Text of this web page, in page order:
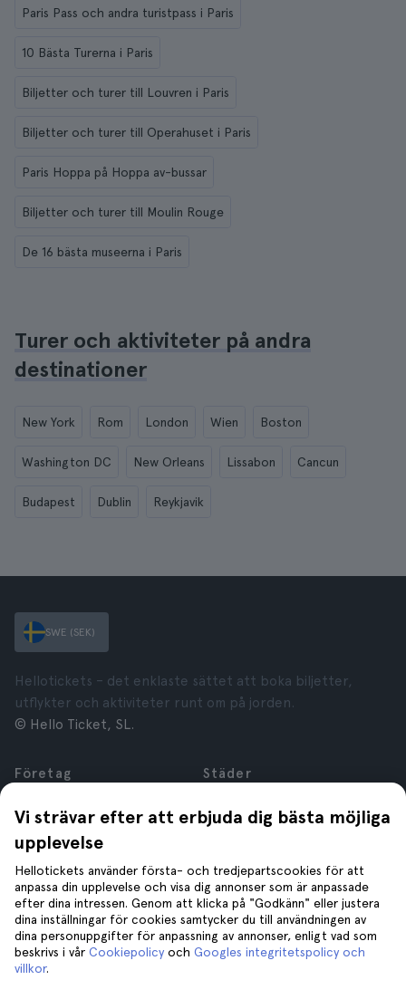
Paris Pass och andra turistpass i Paris
10 Bästa Turerna i Paris
Biljetter och turer till Louvren i Paris
Biljetter och turer till Operahuset i Paris
Paris Hoppa på Hoppa av-bussar
Biljetter och turer till Moulin Rouge
De 16 bästa museerna i Paris
Turer och aktiviteter på andra
destinationer
New York Rom London Wien Boston
Washington DC New Orleans Lissabon Cancun
Budapest Dublin Reykjavik
Vi strävar efter att erbjuda dig bästa möjliga
upplevelse
Hellotickets använder första- och tredjepartscookies för att
anpassa din upplevelse och visa dig annonser som är anpassade
efter dina intressen. Genom att klicka på "Godkänn" eller justera
dina inställningar för cookies samtycker du till användningen av
dina personuppgifter för anpassning av annonser, enligt vad som
beskrivs i vår Cookiepolicy och Googles integritetspolicy och
villkor.
SWE (SEK)
Hellotickets – det enklaste sättet att boka biljetter,
utflykter och aktiviteter runt om på jorden.
© Hello Ticket, SL.
Företag
Karriär
Anslutna företag
Recensioner
Sekretess
Regler och villkor
Juridisk Rådgivning
Cookies
Städer
Rom
London
Granada
Kraków
Tenerife